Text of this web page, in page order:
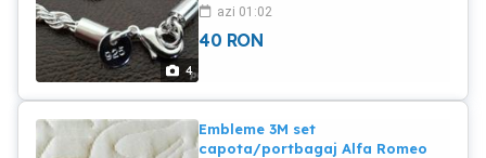
4
azi 01:02
40 RON
Embleme 3M set
capota/portbagaj Alfa Romeo